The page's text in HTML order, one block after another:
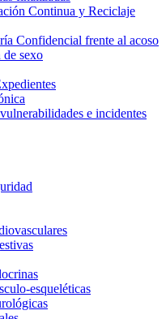
Continua y Reciclaje
Confidencial frente al acoso
de sexo
e incidentes
esqueléticas